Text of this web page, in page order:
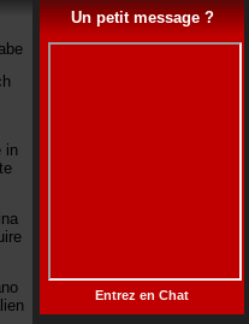
Un petit message ?
Entrez en Chat